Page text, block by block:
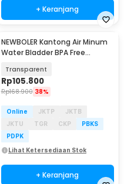
+ Keranjang
NEWBOLER Kantong Air Minum
Water Bladder BPA Free
Transparent
Rp105.800
Rp168.900 38%
Online JKTP
JKTB
JKTU
TGR CKP
PBKS
PDPK
Lihat Ketersediaan Stok
+ Keranjang